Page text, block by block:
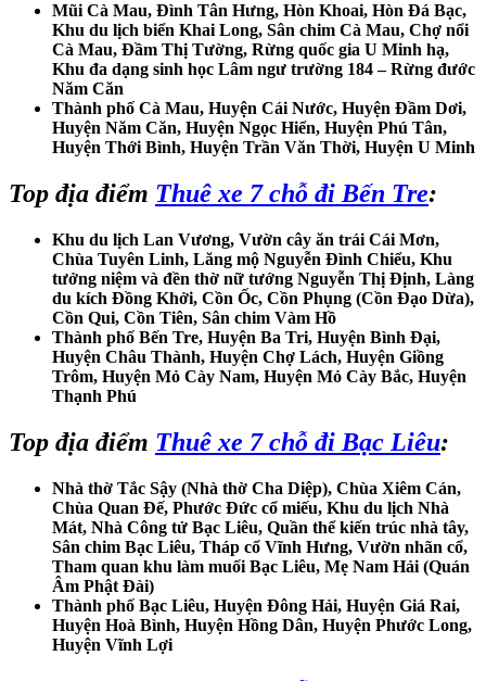
Mũi Cà Mau, Đình Tân Hưng, Hòn Khoai, Hòn Đá Bạc,
Khu du lịch biển Khai Long, Sân chim Cà Mau, Chợ nổi
Cà Mau, Đầm Thị Tường, Rừng quốc gia U Minh hạ,
Khu đa dạng sinh học Lâm ngư trường 184 – Rừng đước
Năm Căn
Thành phố Cà Mau, Huyện Cái Nước, Huyện Đầm Dơi,
Huyện Năm Căn, Huyện Ngọc Hiển, Huyện Phú Tân,
Huyện Thới Bình, Huyện Trần Văn Thời, Huyện U Minh
Top địa điểm Thuê xe 7 chỗ đi Bến Tre:
Khu du lịch Lan Vương, Vườn cây ăn trái Cái Mơn,
Chùa Tuyên Linh, Lăng mộ Nguyễn Đình Chiểu, Khu
tưởng niệm và đền thờ nữ tướng Nguyễn Thị Định, Làng
du kích Đồng Khởi, Cồn Ốc, Cồn Phụng (Cồn Đạo Dừa),
Cồn Qui, Cồn Tiên, Sân chim Vàm Hồ
Thành phố Bến Tre, Huyện Ba Tri, Huyện Bình Đại,
Huyện Châu Thành, Huyện Chợ Lách, Huyện Giồng
Trôm, Huyện Mỏ Cày Nam, Huyện Mỏ Cày Bắc, Huyện
Thạnh Phú
Top địa điểm Thuê xe 7 chỗ đi Bạc Liêu:
Nhà thờ Tắc Sậy (Nhà thờ Cha Diệp), Chùa Xiêm Cán,
Chùa Quan Đế, Phước Đức cổ miếu, Khu du lịch Nhà
Mát, Nhà Công tử Bạc Liêu, Quần thể kiến trúc nhà tây,
Sân chim Bạc Liêu, Tháp cổ Vĩnh Hưng, Vườn nhãn cổ,
Tham quan khu làm muối Bạc Liêu, Mẹ Nam Hải (Quán
Âm Phật Đài)
Thành phố Bạc Liêu, Huyện Đông Hải, Huyện Giá Rai,
Huyện Hoà Bình, Huyện Hồng Dân, Huyện Phước Long,
Huyện Vĩnh Lợi